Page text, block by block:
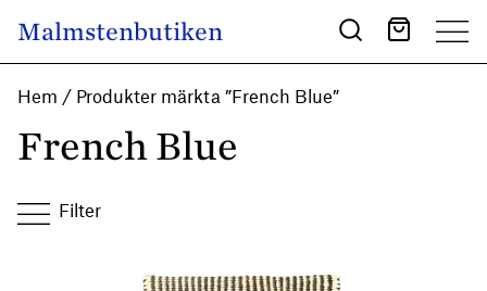
Main Navigation
Malmstenbutiken
Hem / Produkter märkta ”French Blue”
French Blue
Filter